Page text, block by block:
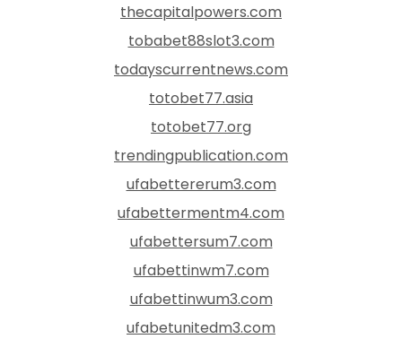
thecapitalpowers.com
tobabet88slot3.com
todayscurrentnews.com
totobet77.asia
totobet77.org
trendingpublication.com
ufabettererum3.com
ufabettermentm4.com
ufabettersum7.com
ufabettinwm7.com
ufabettinwum3.com
ufabetunitedm3.com